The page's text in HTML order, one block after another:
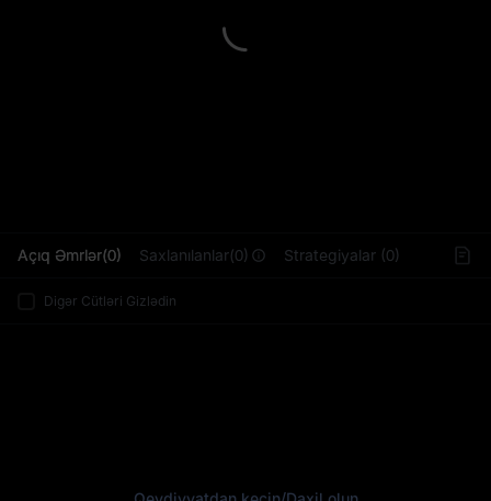
Açıq Əmrlər(0) Saxlanılanlar(0) Strategiyalar (0)
Digər Cütləri Gizlədin